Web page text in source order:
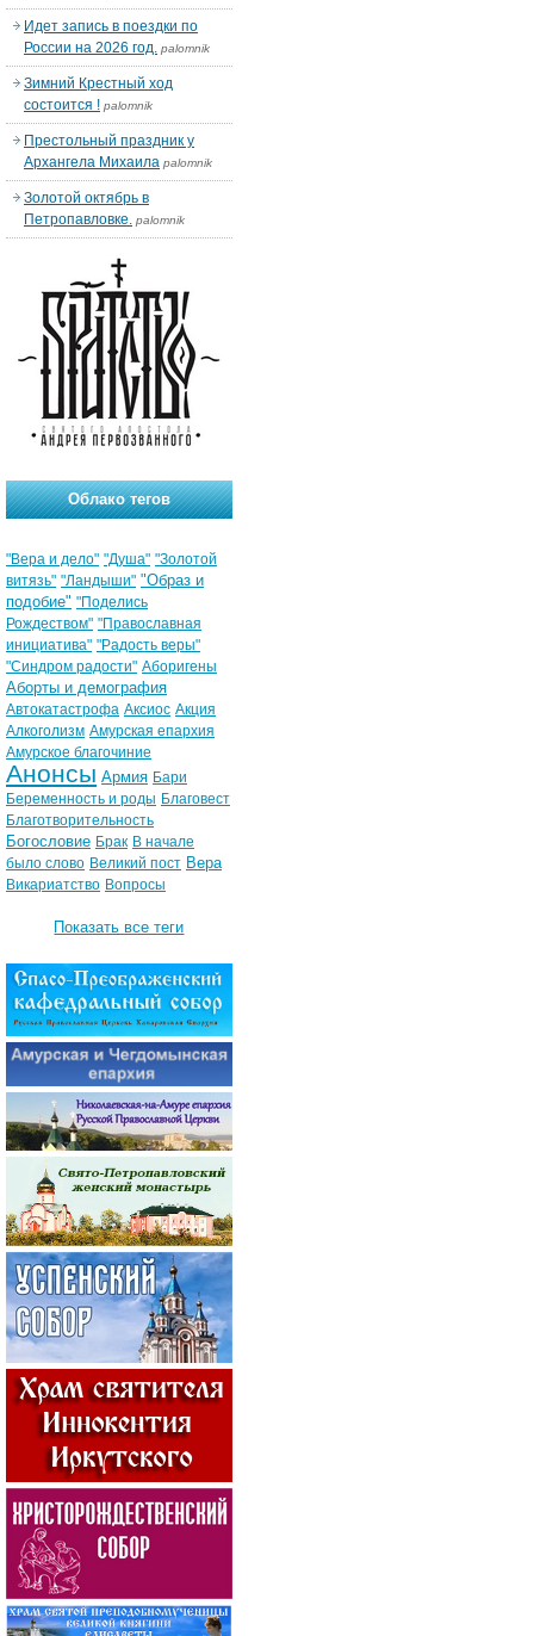
Идет запись в поездки по
России на 2026 год. palomnik
Зимний Крестный ход
состоится ! palomnik
Престольный праздник у
Архангела Михаила palomnik
Золотой октябрь в
Петропавловке. palomnik
Облако тегов
"Вера и дело" "Душа" "Золотой
витязь" "Ландыши" "Образ и
подобие" "Поделись
Рождеством" "Православная
инициатива" "Радость веры"
"Синдром радости" Аборигены
Аборты и демография
Автокатастрофа Аксиос Акция
Алкоголизм Амурская епархия
Амурское благочиние
Анонсы Армия Бари
Беременность и роды Благовест
Благотворительность
Богословие Брак В начале
было слово Великий пост Вера
Викариатство Вопросы
Показать все теги